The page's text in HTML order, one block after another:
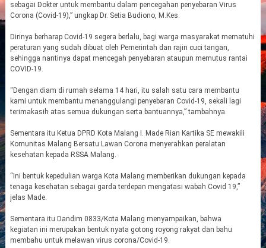
sebagai Dokter untuk membantu dalam pencegahan penyebaran Virus
Corona (Covid-19),” ungkap Dr. Setia Budiono, M.Kes.
Dirinya berharap Covid-19 segera berlalu, bagi warga masyarakat mematuhi
peraturan yang sudah dibuat oleh Pemerintah dan rajin cuci tangan,
sehingga nantinya dapat mencegah penyebaran ataupun memutus rantai
COVID-19.
“Dengan diam di rumah selama 14 hari, itu salah satu cara membantu
kami untuk membantu menanggulangi penyebaran Covid-19, sekali lagi
terimakasih atas semua dukungan serta bantuannya,” tambahnya.
Sementara itu Ketua DPRD Kota Malang I. Made Rian Kartika SE mewakili
Komunitas Malang Bersatu Lawan Corona menyerahkan peralatan
kesehatan kepada RSSA Malang.
“Ini bentuk kepedulian warga Kota Malang memberikan dukungan kepada
tenaga kesehatan sebagai garda terdepan mengatasi wabah Covid 19,”
jelas Made.
Sementara itu Dandim 0833/Kota Malang menyampaikan, bahwa
kegiatan ini merupakan bentuk nyata gotong royong rakyat dan bahu
membahu untuk melawan virus corona/Covid-19.